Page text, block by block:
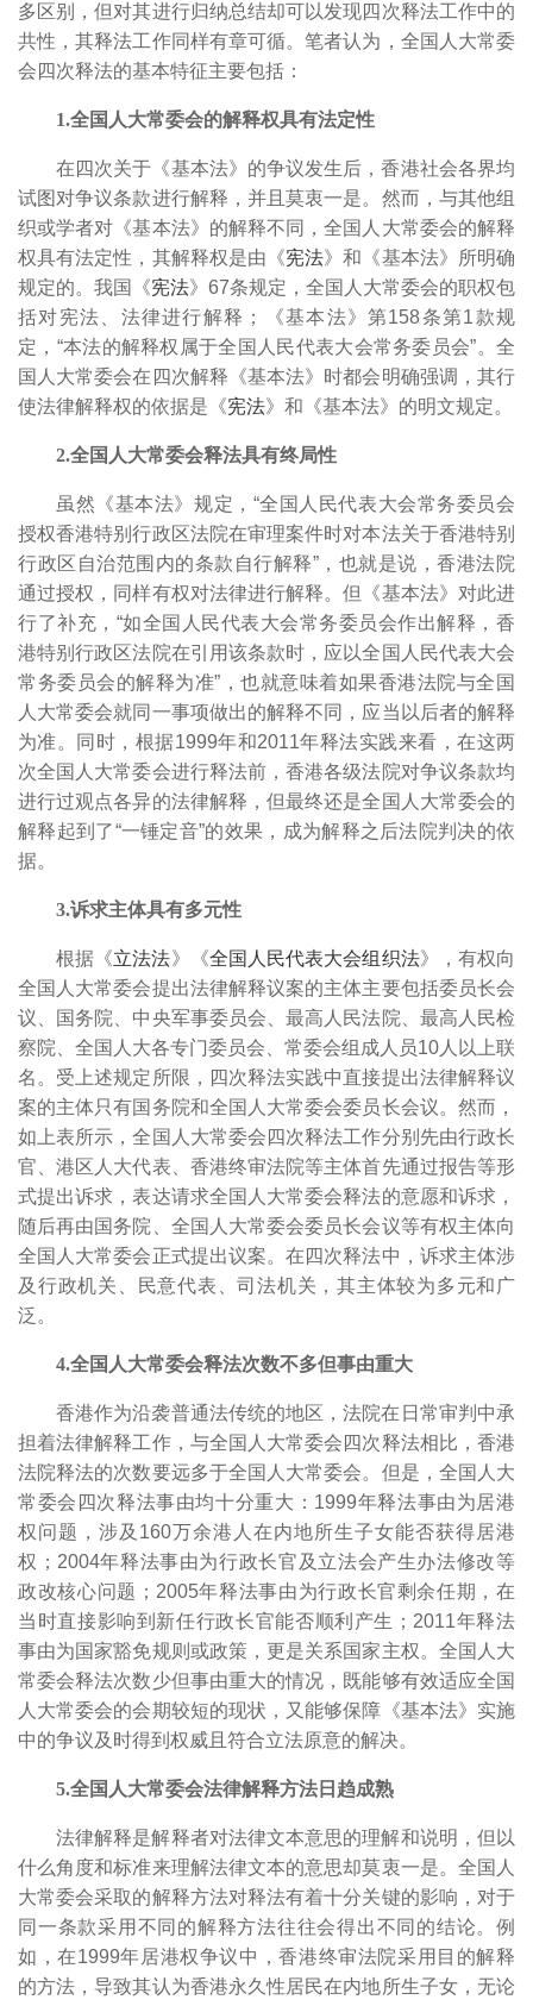
多区别，但对其进行归纳总结却可以发现四次释法工作中的
共性，其释法工作同样有章可循。笔者认为，全国人大常委
会四次释法的基本特征主要包括：
1.全国人大常委会的解释权具有法定性
在四次关于《基本法》的争议发生后，香港社会各界均
试图对争议条款进行解释，并且莫衷一是。然而，与其他组
织或学者对《基本法》的解释不同，全国人大常委会的解释
权具有法定性，其解释权是由《宪法》和《基本法》所明确
规定的。我国《宪法》67条规定，全国人大常委会的职权包
括对宪法、法律进行解释；《基本法》第158条第1款规
定，“本法的解释权属于全国人民代表大会常务委员会”。全
国人大常委会在四次解释《基本法》时都会明确强调，其行
使法律解释权的依据是《宪法》和《基本法》的明文规定。
2.全国人大常委会释法具有终局性
虽然《基本法》规定，“全国人民代表大会常务委员会
授权香港特别行政区法院在审理案件时对本法关于香港特别
行政区自治范围内的条款自行解释”，也就是说，香港法院
通过授权，同样有权对法律进行解释。但《基本法》对此进
行了补充，“如全国人民代表大会常务委员会作出解释，香
港特别行政区法院在引用该条款时，应以全国人民代表大会
常务委员会的解释为准”，也就意味着如果香港法院与全国
人大常委会就同一事项做出的解释不同，应当以后者的解释
为准。同时，根据1999年和2011年释法实践来看，在这两
次全国人大常委会进行释法前，香港各级法院对争议条款均
进行过观点各异的法律解释，但最终还是全国人大常委会的
解释起到了“一锤定音”的效果，成为解释之后法院判决的依
据。
3.诉求主体具有多元性
根据《立法法》《全国人民代表大会组织法》，有权向
全国人大常委会提出法律解释议案的主体主要包括委员长会
议、国务院、中央军事委员会、最高人民法院、最高人民检
察院、全国人大各专门委员会、常委会组成人员10人以上联
名。受上述规定所限，四次释法实践中直接提出法律解释议
案的主体只有国务院和全国人大常委会委员长会议。然而，
如上表所示，全国人大常委会四次释法工作分别先由行政长
官、港区人大代表、香港终审法院等主体首先通过报告等形
式提出诉求，表达请求全国人大常委会释法的意愿和诉求，
随后再由国务院、全国人大常委会委员长会议等有权主体向
全国人大常委会正式提出议案。在四次释法中，诉求主体涉
及行政机关、民意代表、司法机关，其主体较为多元和广
泛。
4.全国人大常委会释法次数不多但事由重大
香港作为沿袭普通法传统的地区，法院在日常审判中承
担着法律解释工作，与全国人大常委会四次释法相比，香港
法院释法的次数要远多于全国人大常委会。但是，全国人大
常委会四次释法事由均十分重大：1999年释法事由为居港
权问题，涉及160万余港人在内地所生子女能否获得居港
权；2004年释法事由为行政长官及立法会产生办法修改等
政改核心问题；2005年释法事由为行政长官剩余任期，在
当时直接影响到新任行政长官能否顺利产生；2011年释法
事由为国家豁免规则或政策，更是关系国家主权。 全国人大
常委会释法次数少但事由重大的情况，既能够有效适应全国
人大常委会的会期较短的现状，又能够保障《基本法》实施
中的争议及时得到权威且符合立法原意的解决。
5.全国人大常委会法律解释方法日趋成熟
法律解释是解释者对法律文本意思的理解和说明，但以
什么角度和标准来理解法律文本的意思却莫衷一是。 全国人
大常委会采取的解释方法对释法有着十分关键的影响，对于
同一条款采用不同的解释方法往往会得出不同的结论。例
如，在1999年居港权争议中，香港终审法院采用目的解释
的方法，导致其认为香港永久性居民在内地所生子女，无论